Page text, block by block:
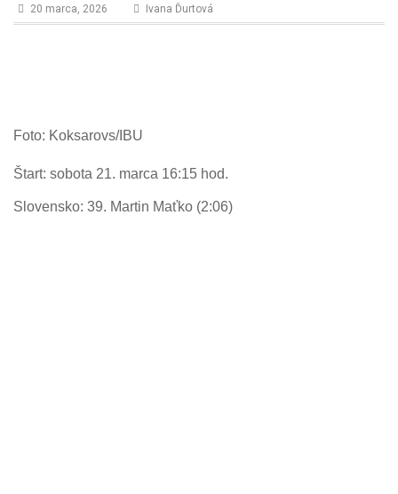
20 marca, 2026 Ivana Ďurtová
Foto: Koksarovs/IBU
Štart: sobota 21. marca 16:15 hod.
Slovensko: 39. Martin Maťko (2:06)